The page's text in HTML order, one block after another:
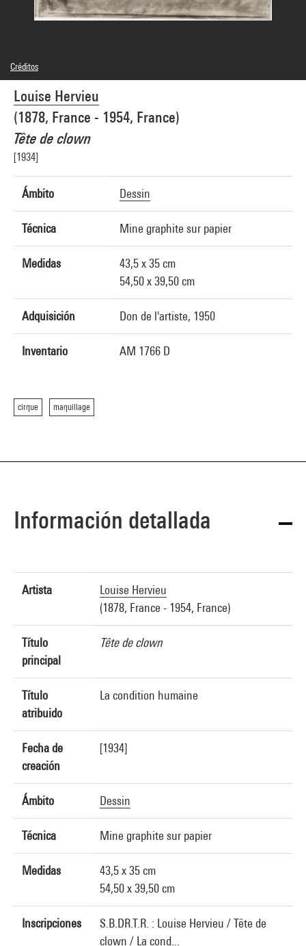
Louise Hervieu
(1878, France - 1954, France)
Tête de clown
[1934]
Ámbito Dessin
Técnica Mine graphite sur papier
Medidas
43,5 x 35 cm
54,50 x 39,50 cm
Adquisición Don de l'artiste, 1950
Inventario AM 1766 D
cirque maquillage
Créditos
Domaine public
Créditos fotográficos : Centre Pompidou, MNAM-CCI/Jean-Claude Planchet/Dist.
GrandPalaisRmn
Referencia de la imagen : 4F51458 [2004 CX 0632]
Información detallada
Artista
Louise Hervieu
(1878, France - 1954, France)
Título
principal
Tête de clown
Título
atribuido
La condition humaine
Fecha de
creación
[1934]
Ámbito Dessin
Técnica Mine graphite sur papier
Medidas
43,5 x 35 cm
54,50 x 39,50 cm
Inscripciones
S.B.DR.T.R. : Louise Hervieu / Tête de
clown / La cond...